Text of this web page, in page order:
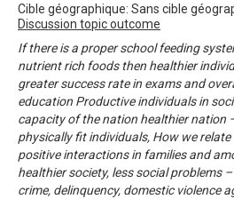
Cible géographique: Sans cible
Discussion topic outcome
If there is a proper school feeding
nutrient rich foods then healthier
greater success rate in exams and
education Productive individuals in
capacity of the nation healthier nation
physically fit individuals, How we
positive interactions in families and
healthier society, less social problems
crime, delinquency, domestic violence